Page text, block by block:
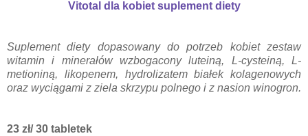
Vitotal dla kobiet suplement diety
Suplement diety dopasowany do potrzeb kobiet zestaw
witamin i minerałów wzbogacony luteiną, L-cysteiną, L-
metioniną, likopenem, hydrolizatem białek kolagenowych
oraz wyciągami z ziela skrzypu polnego i z nasion winogron.
23 zł/ 30 tabletek